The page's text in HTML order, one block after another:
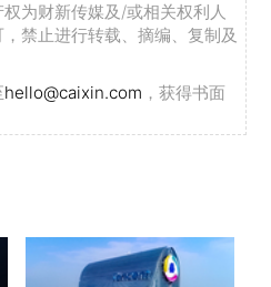
为财新传媒及/或相关权利人
禁止进行转载、摘编、复制及
hello@caixin.com ，获得书面